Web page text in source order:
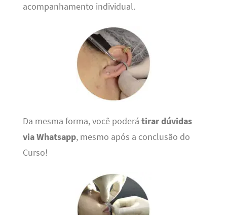
acompanhamento individual.
Da mesma forma, você poderá tirar dúvidas
via Whatsapp, mesmo após a conclusão do
Curso!